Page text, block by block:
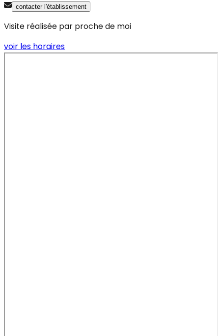
contacter l'établissement
Visite réalisée par proche de moi
voir les horaires